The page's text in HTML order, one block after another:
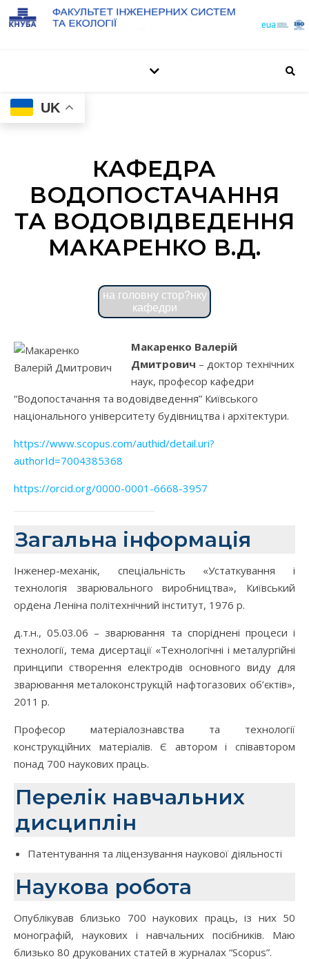
UK
КАФЕДРА
ВОДОПОСТАЧАННЯ
ТА ВОДОВІДВЕДЕННЯ
МАКАРЕНКО В.Д.
на головну стор?нку
кафедри
Макаренко Валерій
Дмитрович – доктор технічних
наук, професор кафедри
“Водопостачання та водовідведення” Київського
національного університету будівництва і архітектури.
https://www.scopus.com/authid/detail.uri?
authorId=7004385368
https://orcid.org/0000-0001-6668-3957
Загальна інформація
Інженер-механік, спеціальність «Устаткування і
технологія зварювального виробництва», Київський
ордена Леніна політехнічний інститут, 1976 р.
д.т.н., 05.03.06 – зварювання та споріднені процеси і
технології, тема дисертації «Технологічні і металургійні
принципи створення електродів основного виду для
зварювання металоконструкцій нафтогазових об’єктів»,
2011 р.
Професор матеріалознавства та технології
конструкційних матеріалів. Є автором і співавтором
понад 700 наукових праць.
Перелік навчальних
дисциплін
Патентування та ліцензування наукової діяльності
Наукова робота
Опублікував близько 700 наукових праць, із них 50
монографій, наукових і навчальних посібників. Маю
близько 80 друкованих статей в журналах “Scopus”.